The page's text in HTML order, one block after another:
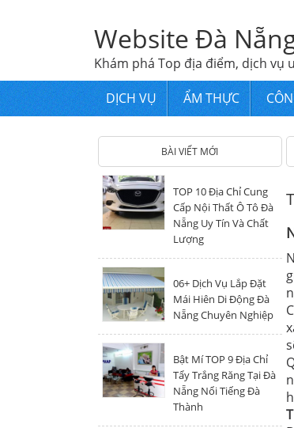
Website Đà
Khám phá Top địa điểm, dịch vụ
DỊCH VỤ
ẨM THỰC
BÀI VIẾT MỚI
TOP 10 Địa Chỉ Cung
Cấp Nội Thất Ô Tô Đà
Nẵng Uy Tín Và Chất
Lượng
06+ Dịch Vụ Lắp Đặt
Mái Hiên Di Động Đà
Nẵng Chuyên Nghiệp
Bật Mí TOP 9 Địa Chỉ
Tẩy Trắng Răng Tại Đà
Nẵng Nổi Tiếng Đà
Thành